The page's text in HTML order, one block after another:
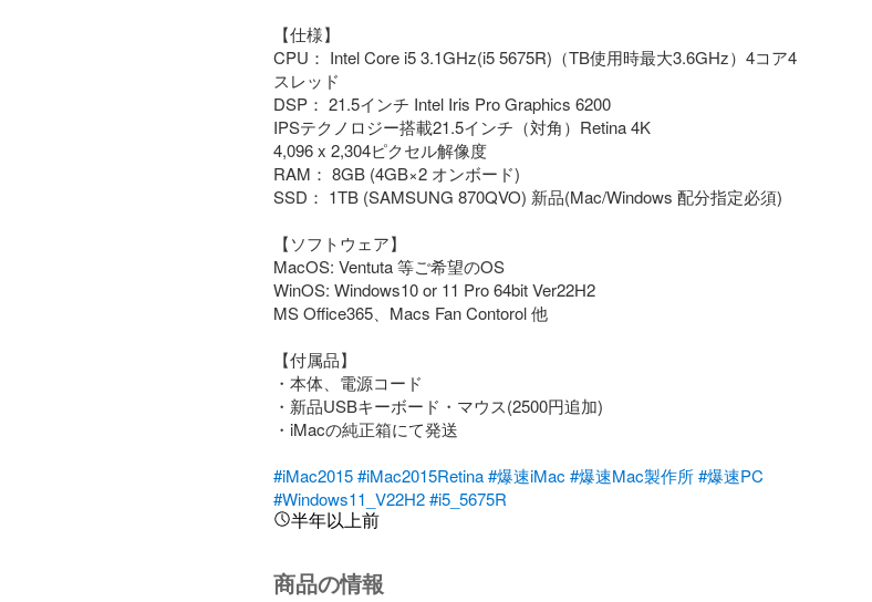
【仕様】
CPU： Intel Core i5 3.1GHz(i5 5675R)（TB使用時最大3.6GHz）4コア4
スレッド
DSP： 21.5インチ Intel Iris Pro Graphics 6200
IPSテクノロジー搭載21.5インチ（対角）Retina 4K
4,096 x 2,304ピクセル解像度
RAM： 8GB (4GB×2 オンボード)
SSD： 1TB (SAMSUNG 870QVO) 新品(Mac/Windows 配分指定必須)
【ソフトウェア】
MacOS: Ventuta 等ご希望のOS
WinOS: Windows10 or 11 Pro 64bit Ver22H2
MS Office365、Macs Fan Contorol 他
【付属品】
・本体、電源コード
・新品USBキーボード・マウス(2500円追加)
・iMacの純正箱にて発送
#iMac2015 #iMac2015Retina #爆速iMac #爆速Mac製作所 #爆速PC
#Windows11_V22H2 #i5_5675R
半年以上前
商品の情報